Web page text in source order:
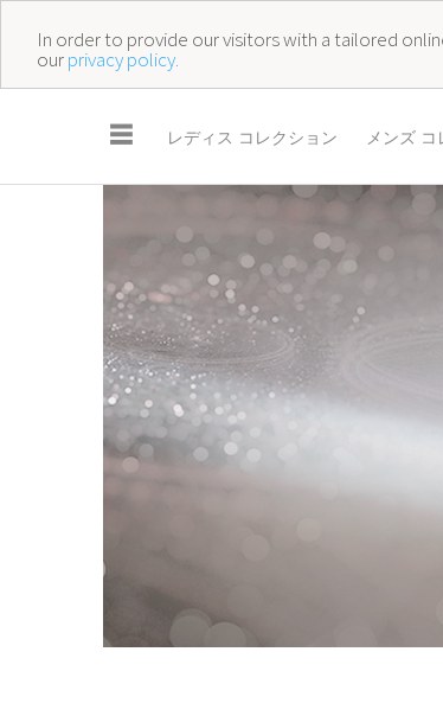
In order to provide our visitors with a tailored
ourprivacy policy.
☰ レディス コレクション メンズ コ